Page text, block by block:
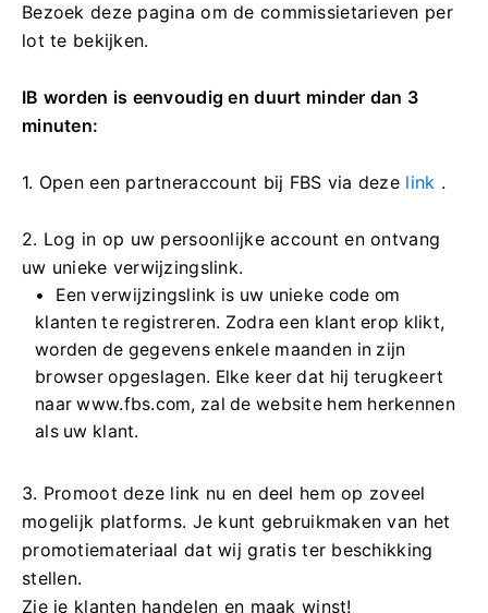
Bezoek deze pagina om de commissietarieven per
lot te bekijken.
IB worden is eenvoudig en duurt minder dan 3
minuten:
1. Open een partneraccount bij FBS via deze link .
2. Log in op uw persoonlijke account en ontvang
uw unieke verwijzingslink.
Een verwijzingslink is uw unieke code om
klanten te registreren. Zodra een klant erop klikt,
worden de gegevens enkele maanden in zijn
browser opgeslagen. Elke keer dat hij terugkeert
naar www.fbs.com, zal de website hem herkennen
als uw klant.
3. Promoot deze link nu en deel hem op zoveel
mogelijk platforms. Je kunt gebruikmaken van het
promotiemateriaal dat wij gratis ter beschikking
stellen.
Zie je klanten handelen en maak winst!